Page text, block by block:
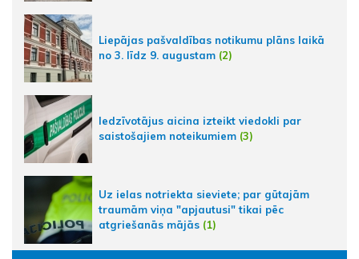
Liepājas pašvaldības notikumu plāns laikā
no 3. līdz 9. augustam (2)
Iedzīvotājus aicina izteikt viedokli par
saistošajiem noteikumiem (3)
Uz ielas notriekta sieviete; par gūtajām
traumām viņa "apjautusi" tikai pēc
atgriešanās mājās (1)